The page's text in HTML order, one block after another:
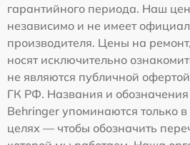
гарантийного периода. Наш
независимо и не имеет
производителя. Цены на
носят исключительно
не являются публичной
ГК РФ. Названия и обозначения
Behringer упоминаются только
целях — чтобы обозначить